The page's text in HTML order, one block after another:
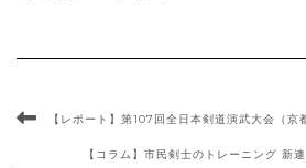
【レポート】第107回全日本剣道演武大会（
【コラム】市民剣士のトレーニング 新